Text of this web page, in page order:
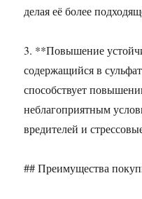
делая её более
3. **Повышение
содержащийся в
способствует
неблагоприятным
вредителей и
## Преимущества